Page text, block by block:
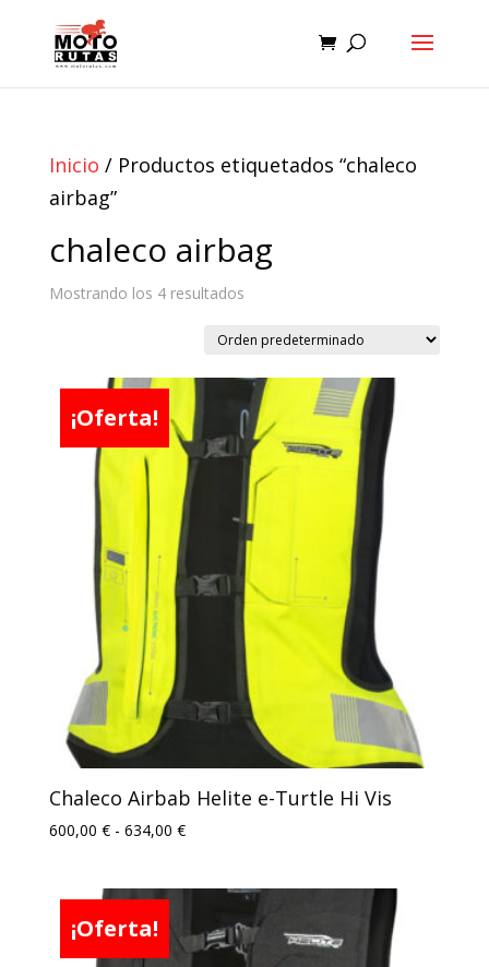
Inicio / Productos etiquetados “chaleco
airbag”
chaleco airbag
Mostrando los 4 resultados
¡Oferta!
Chaleco Airbab Helite e-Turtle Hi Vis
600,00 € - 634,00 €Rango
600,00 €
hasta
¡Oferta!